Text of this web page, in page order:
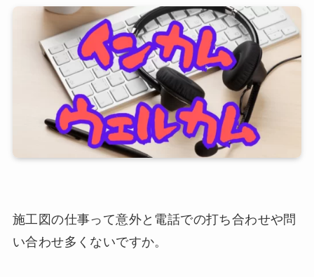
施工図の仕事って意外と電話での打ち合わせや問
い合わせ多くないですか。